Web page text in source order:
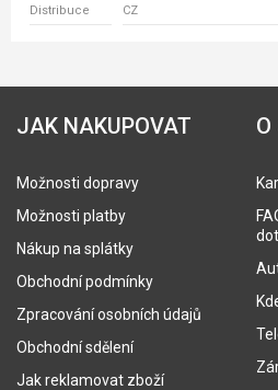
Distribuce CZ
JAK NAKUPOVAT
Možnosti dopravy
Možnosti platby
Nákup na splátky
Obchodní podmínky
Zpracování osobních údajů
Obchodní sdělení
Jak reklamovat zboží
O